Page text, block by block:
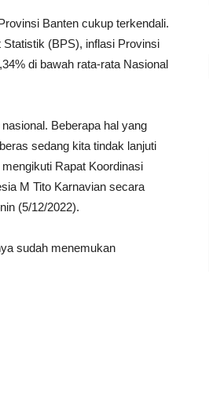
Banten cukup terkendali.
(BPS), inflasi Provinsi
di bawah rata-rata Nasional
Beberapa hal yang
sedang kita tindak lanjuti
Rapat Koordinasi
M Tito Karnavian secara
(5/12/2022).
sudah menemukan